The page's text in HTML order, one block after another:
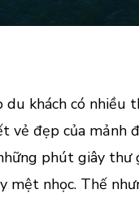
khách có nhiều
vẻ đẹp của mảnh
phút giây thư
mệt nhọc. Thế